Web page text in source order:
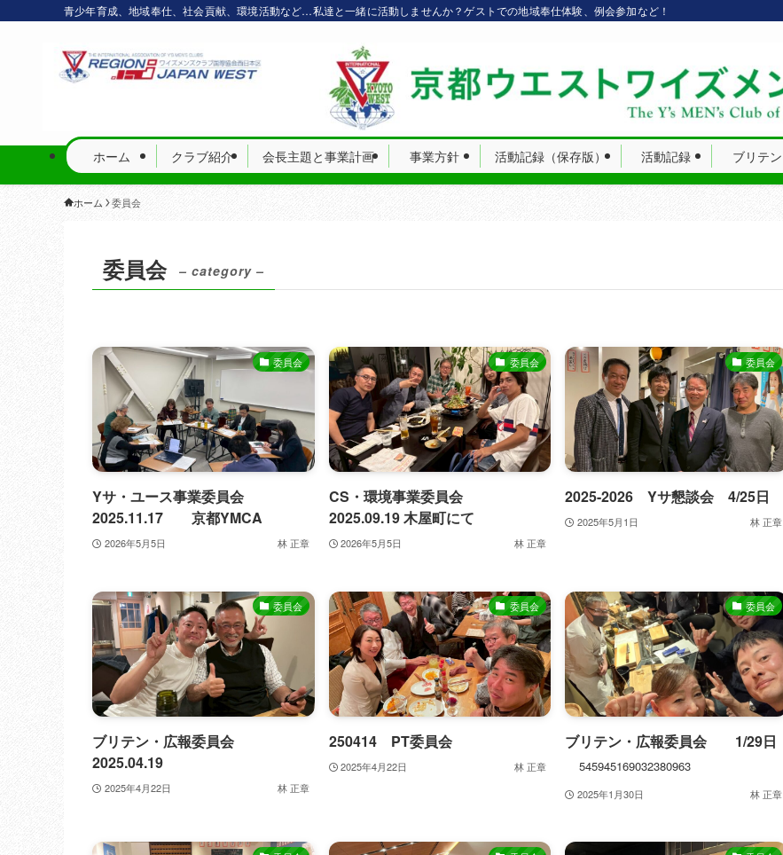
青少年育成、地域奉仕、社会貢献、環境活動など…私達と一緒に活動しませんか？ゲストでの地域奉仕体験、例会参加など！
ホーム クラブ紹介 会長主題と事業計画 事業方針 活動記録（保存版） 活動記録 ブリテン
ホーム 委員会
委員会 – category –
委員会
Yサ・ユース事業委員会
2025.11.17 京都YMCA
2026年5月5日 林 正章
委員会
CS・環境事業委員会
2025.09.19 木屋町にて
2026年5月5日 林 正章
委員会
2025-2026 Yサ懇談会 4/25日
2025年5月1日 林 正章
委員会
ブリテン・広報委員会
2025.04.19
2025年4月22日 林 正章
委員会
250414 PT委員会
2025年4月22日 林 正章
委員会
ブリテン・広報委員会 1/29日
545945169032380963
2025年1月30日 林 正章